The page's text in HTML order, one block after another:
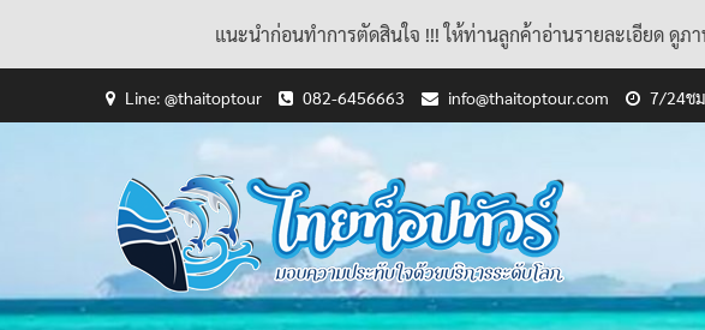
แนะนำก่อนทำการตัดสินใจ !!! ให้ท่านลูกค้าอ่านรายละเอียด ดู
Line: @thaitoptour 082-6456663 info@thaitoptour.com 7/24ชม.